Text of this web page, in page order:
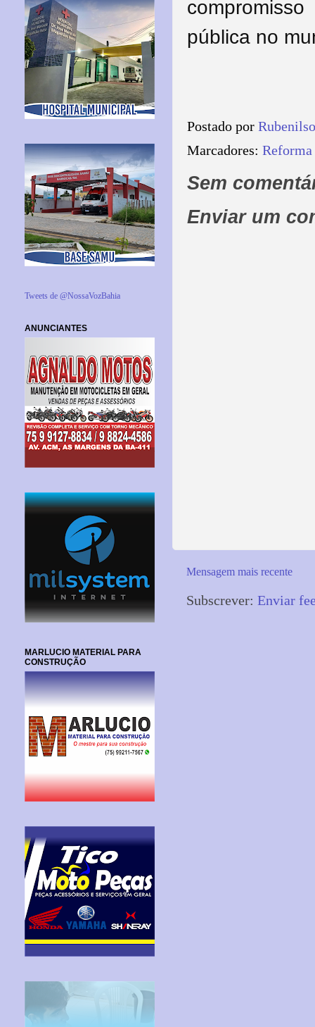
pública no
Postado por
Marcadores:
Sem
Enviar um
Mensagem mais recente
Subscrever: Enviar
Tweets de @NossaVozBahia
ANUNCIANTES
MARLUCIO MATERIAL PARA
CONSTRUÇÃO